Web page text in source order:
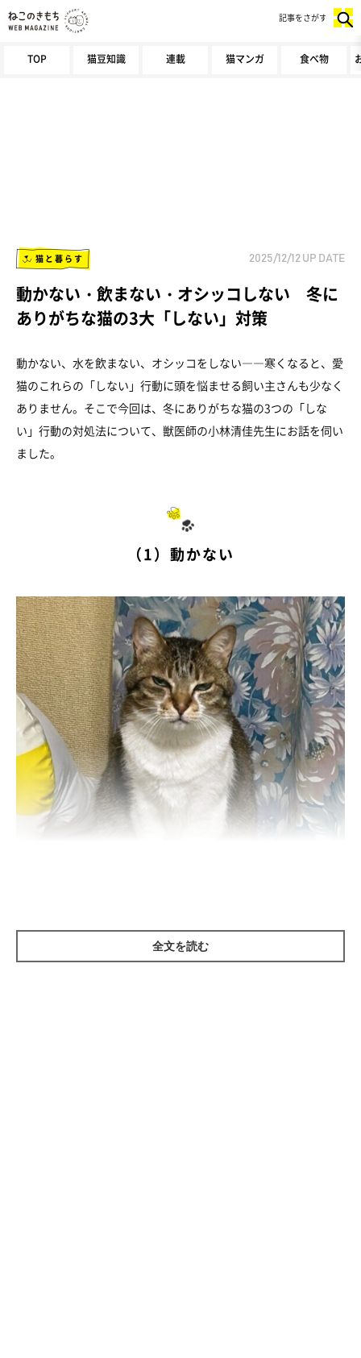
TOP 猫豆知識 連載 猫マンガ 食べ物
記事をさがす
猫と暮らす 2025/12/12 UP DATE
動かない・飲まない・オシッコしない 冬に
ありがちな猫の3大「しない」対策
動かない、水を飲まない、オシッコをしない――寒くなると、愛
猫のこれらの「しない」行動に頭を悩ませる飼い主さんも少なく
ありません。そこで今回は、冬にありがちな猫の3つの「しな
い」行動の対処法について、獣医師の小林清佳先生にお話を伺い
ました。
（1）動かない
ねこのきもち投稿写真ギャラリー
全文を読む